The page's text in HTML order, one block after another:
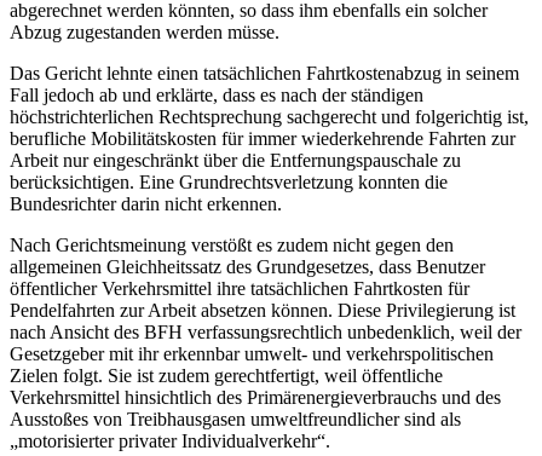
abgerechnet werden könnten, so dass ihm ebenfalls ein solcher
Abzug zugestanden werden müsse.
Das Gericht lehnte einen tatsächlichen Fahrtkostenabzug in seinem
Fall jedoch ab und erklärte, dass es nach der ständigen
höchstrichterlichen Rechtsprechung sachgerecht und folgerichtig ist,
berufliche Mobilitätskosten für immer wiederkehrende Fahrten zur
Arbeit nur eingeschränkt über die Entfernungspauschale zu
berücksichtigen. Eine Grundrechtsverletzung konnten die
Bundesrichter darin nicht erkennen.
Nach Gerichtsmeinung verstößt es zudem nicht gegen den
allgemeinen Gleichheitssatz des Grundgesetzes, dass Benutzer
öffentlicher Verkehrsmittel ihre tatsächlichen Fahrtkosten für
Pendelfahrten zur Arbeit absetzen können. Diese Privilegierung ist
nach Ansicht des BFH verfassungsrechtlich unbedenklich, weil der
Gesetzgeber mit ihr erkennbar umwelt- und verkehrspolitischen
Zielen folgt. Sie ist zudem gerechtfertigt, weil öffentliche
Verkehrsmittel hinsichtlich des Primärenergieverbrauchs und des
Ausstoßes von Treibhausgasen umweltfreundlicher sind als
„motorisierter privater Individualverkehr“.